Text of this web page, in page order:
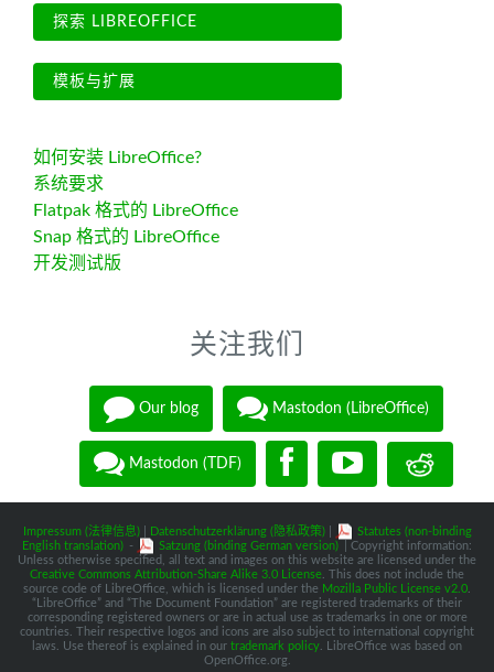
探索 LIBREOFFICE
模板与扩展
如何安装 LibreOffice?
系统要求
Flatpak 格式的 LibreOffice
Snap 格式的 LibreOffice
开发测试版
关注我们
Our blog Mastodon (LibreOffice)
Mastodon (TDF)
Impressum (法律信息)| Datenschutzerklärung (隐私政策)|
Statutes (non-binding
English translation) - Satzung (binding German version)
| Copyright information:
Unless otherwise specified, all text and images on this website are licensed under the
Creative Commons Attribution-Share Alike 3.0 License . This does not include the
source code of LibreOffice, which is licensed under the Mozilla Public License v2.0
“LibreOffice” and “The Document Foundation” are registered trademarks of their
corresponding registered owners or are in actual use as trademarks in one or more
countries. Their respective logos and icons are also subject to international copyright
laws. Use thereof is explained in our trademark policy . LibreOffice was based on
OpenOffice.org.